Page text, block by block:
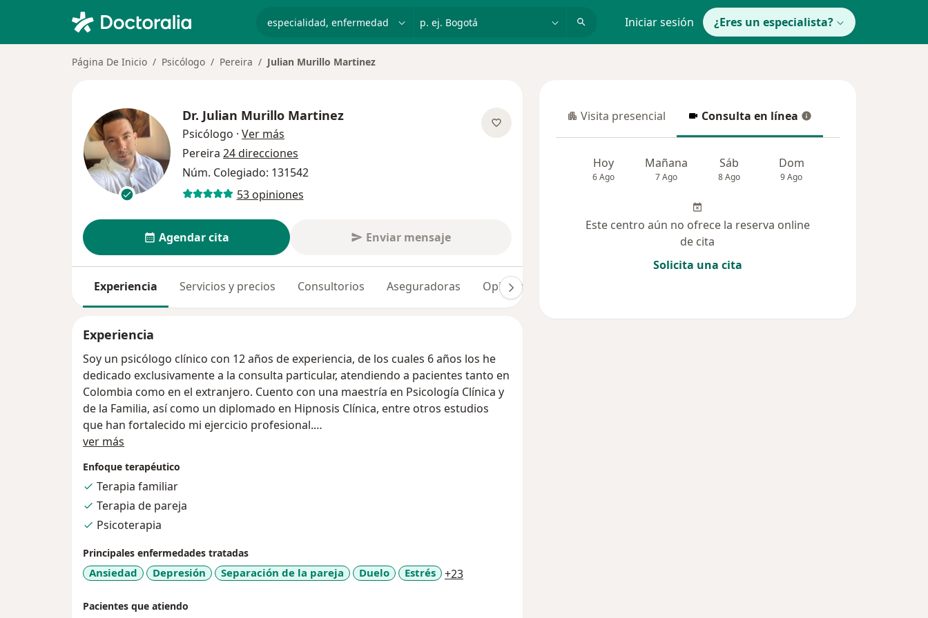
p. ej. Bogotá Iniciar sesión ¿Eres un especialista?
Página De Inicio Psicólogo Pereira Julian Murillo Martinez
Dr. Julian Murillo Martinez
Psicólogo · Ver más
Pereira 24 direcciones
Núm. Colegiado: 131542
53 opiniones
Agendar cita Enviar mensaje
Experiencia Servicios y precios Consultorios Aseguradoras Opiniones (53)
Experiencia
Soy un psicólogo clínico con 12 años de experiencia, de los cuales 6 años los he
dedicado exclusivamente a la consulta particular, atendiendo a pacientes tanto en
Colombia como en el extranjero. Cuento con una maestría en Psicología Clínica y
de la Familia, así como un diplomado en Hipnosis Clínica, entre otros estudios
que han fortalecido mi ejercicio profesional.
cada caso requieren un abordaje diferente. Por ello, me considero un profesional
holístico, abierto a la integración de diferentes enfoques cuando es necesario. En
mi consulta, trabajo principalmente con la asociación libre, permitiendo que cada
paciente explore su mundo interno sin restricciones, en un espacio de confianza
Tengo experiencia en el tratamiento de ansiedad, depresión, trastorno de estrés
relaciones familiares, entre otros procesos emocionales y psicológicos. Cada caso
ver más
Enfoque terapéutico
Terapia familiar
Terapia de pareja
Psicoterapia
Principales enfermedades tratadas
Ansiedad Depresión Separación de la pareja Duelo Estrés +23a11y_sr_more_diseases
Pacientes que atiendo
Visita presencial
Visita presencial Consulta en línea
Consulta en línea
Hoy
6 Ago
Mañana
7 Ago
Sáb
8 Ago
Dom
9 Ago
Este centro aún no ofrece la reserva online
de cita
Solicita una cita